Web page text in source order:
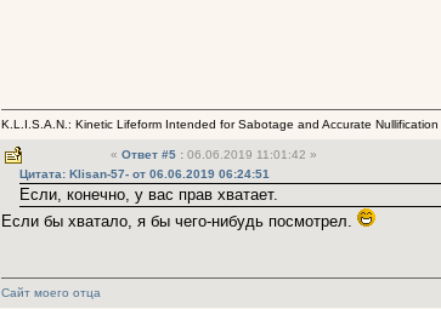
K.L.I.S.A.N.: Kinetic Lifeform Intended for Sabotage and Accurate Nullification
« Ответ #5 : 06.06.2019 11:01:42 »
Цитата: Klisan-57- от 06.06.2019 06:24:51
Если, конечно, у вас прав хватает.
Если бы хватало, я бы чего-нибудь посмотрел.
Сайт моего отца